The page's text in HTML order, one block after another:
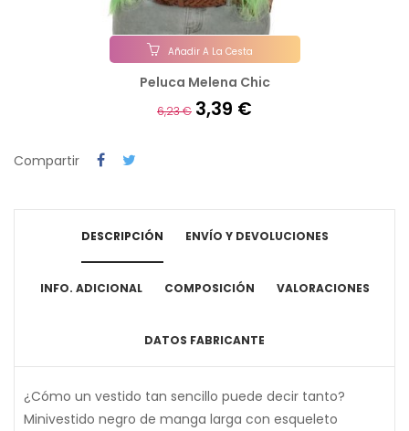
Añadir A La Cesta
Peluca Melena Chic
6,23 € 3,39 €
Compartir
DESCRIPCIÓN ENVÍO Y DEVOLUCIONES
INFO. ADICIONAL COMPOSICIÓN VALORACIONES
DATOS FABRICANTE
¿Cómo un vestido tan sencillo puede decir tanto?
Minivestido negro de manga larga con esqueleto